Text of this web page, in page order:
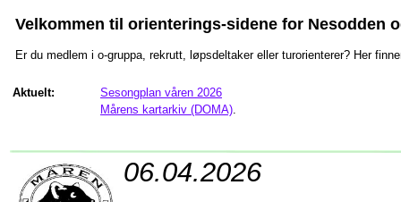
Velkommen til orienterings-sidene for Nesodden
Er du medlem i o-gruppa, rekrutt, løpsdeltaker eller turorienterer? Her
Aktuelt:
Sesongplan våren 2026
Mårens kartarkiv (DOMA).
06.04.2026